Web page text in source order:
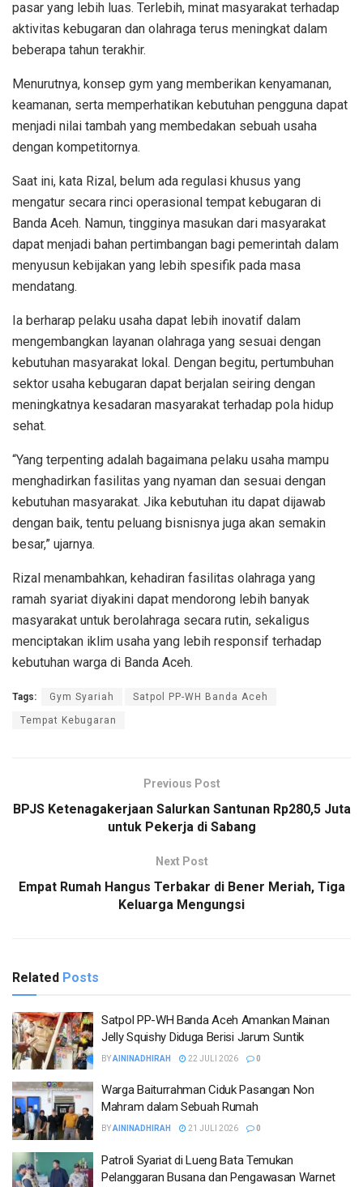
pasar yang lebih luas. Terlebih, minat masyarakat terhadap
aktivitas kebugaran dan olahraga terus meningkat dalam
beberapa tahun terakhir.
Menurutnya, konsep gym yang memberikan kenyamanan,
keamanan, serta memperhatikan kebutuhan pengguna dapat
menjadi nilai tambah yang membedakan sebuah usaha
dengan kompetitornya.
Saat ini, kata Rizal, belum ada regulasi khusus yang
mengatur secara rinci operasional tempat kebugaran di
Banda Aceh. Namun, tingginya masukan dari masyarakat
dapat menjadi bahan pertimbangan bagi pemerintah dalam
menyusun kebijakan yang lebih spesifik pada masa
mendatang.
Ia berharap pelaku usaha dapat lebih inovatif dalam
mengembangkan layanan olahraga yang sesuai dengan
kebutuhan masyarakat lokal. Dengan begitu, pertumbuhan
sektor usaha kebugaran dapat berjalan seiring dengan
meningkatnya kesadaran masyarakat terhadap pola hidup
sehat.
“Yang terpenting adalah bagaimana pelaku usaha mampu
menghadirkan fasilitas yang nyaman dan sesuai dengan
kebutuhan masyarakat. Jika kebutuhan itu dapat dijawab
dengan baik, tentu peluang bisnisnya juga akan semakin
besar,” ujarnya.
Rizal menambahkan, kehadiran fasilitas olahraga yang
ramah syariat diyakini dapat mendorong lebih banyak
masyarakat untuk berolahraga secara rutin, sekaligus
menciptakan iklim usaha yang lebih responsif terhadap
kebutuhan warga di Banda Aceh.
Tags: Gym Syariah Satpol PP-WH Banda Aceh
Tempat Kebugaran
Previous Post
BPJS Ketenagakerjaan Salurkan Santunan Rp280,5 Juta
untuk Pekerja di Sabang
Next Post
Empat Rumah Hangus Terbakar di Bener Meriah, Tiga
Keluarga Mengungsi
Related Posts
Satpol PP-WH Banda Aceh Amankan Mainan
Jelly Squishy Diduga Berisi Jarum Suntik
BYAININADHIRAH 22 JULI 2026 0
Warga Baiturrahman Ciduk Pasangan Non
Mahram dalam Sebuah Rumah
BYAININADHIRAH 21 JULI 2026 0
Patroli Syariat di Lueng Bata Temukan
Pelanggaran Busana dan Pengawasan Warnet